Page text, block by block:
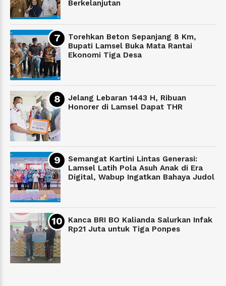
Berkelanjutan
Torehkan Beton Sepanjang 8 Km,
Bupati Lamsel Buka Mata Rantai
Ekonomi Tiga Desa
Jelang Lebaran 1443 H, Ribuan
Honorer di Lamsel Dapat THR
Semangat Kartini Lintas Generasi:
Lamsel Latih Pola Asuh Anak di Era
Digital, Wabup Ingatkan Bahaya Judol
Kanca BRI BO Kalianda Salurkan Infak
Rp21 Juta untuk Tiga Ponpes